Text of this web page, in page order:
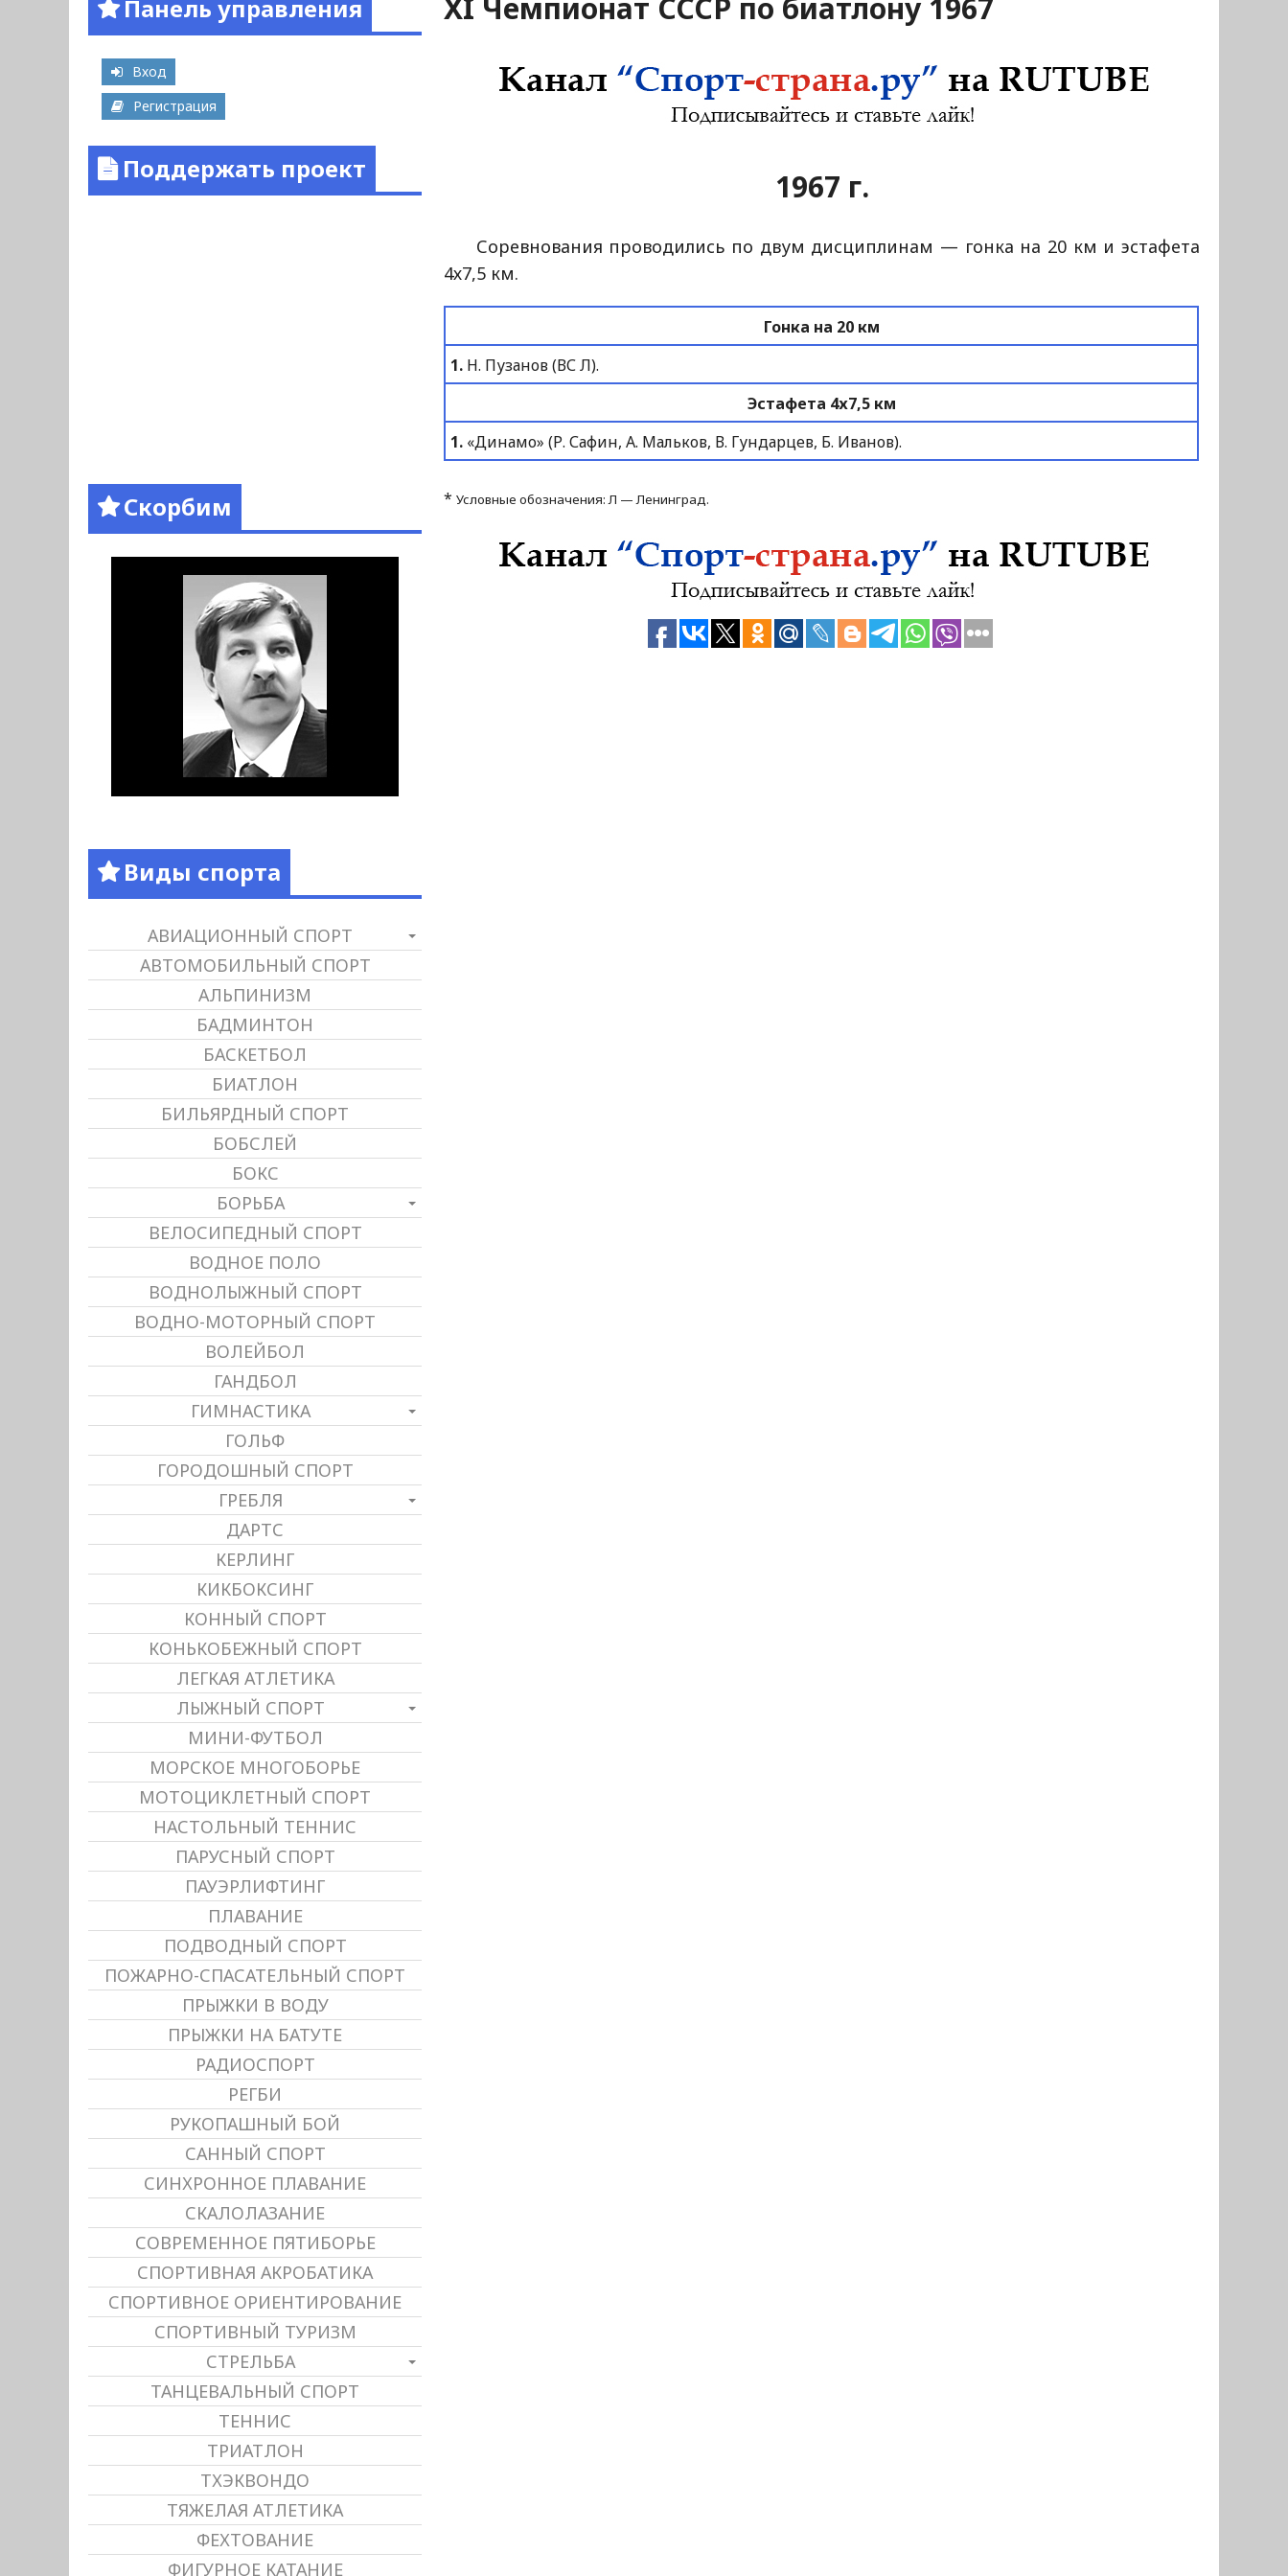
XI Чемпионат СССР по биатлону 1967
1967 г.
Соревнования проводились по двум дисциплинам — гонка на 20 км и эстафета
4х7,5 км.
Гонка на 20 км
1. Н. Пузанов (ВС Л).
Эстафета 4х7,5 км
1. «Динамо» (Р. Сафин, А. Мальков, В. Гундарцев, Б. Иванов).
*Условные обозначения: Л — Ленинград.
Панель управления
Вход
Регистрация
Поддержать проект
Скорбим
Виды спорта
АВИАЦИОННЫЙ СПОРТ
АВТОМОБИЛЬНЫЙ СПОРТ
АЛЬПИНИЗМ
БАДМИНТОН
БАСКЕТБОЛ
БИАТЛОН
БИЛЬЯРДНЫЙ СПОРТ
БОБСЛЕЙ
БОКС
БОРЬБА
ВЕЛОСИПЕДНЫЙ СПОРТ
ВОДНОЕ ПОЛО
ВОДНОЛЫЖНЫЙ СПОРТ
ВОДНО-МОТОРНЫЙ СПОРТ
ВОЛЕЙБОЛ
ГАНДБОЛ
ГИМНАСТИКА
ГОЛЬФ
ГОРОДОШНЫЙ СПОРТ
ГРЕБЛЯ
ДАРТС
КЕРЛИНГ
КИКБОКСИНГ
КОННЫЙ СПОРТ
КОНЬКОБЕЖНЫЙ СПОРТ
ЛЕГКАЯ АТЛЕТИКА
ЛЫЖНЫЙ СПОРТ
МИНИ-ФУТБОЛ
МОРСКОЕ МНОГОБОРЬЕ
МОТОЦИКЛЕТНЫЙ СПОРТ
НАСТОЛЬНЫЙ ТЕННИС
ПАРУСНЫЙ СПОРТ
ПАУЭРЛИФТИНГ
ПЛАВАНИЕ
ПОДВОДНЫЙ СПОРТ
ПОЖАРНО-СПАСАТЕЛЬНЫЙ СПОРТ
ПРЫЖКИ В ВОДУ
ПРЫЖКИ НА БАТУТЕ
РАДИОСПОРТ
РЕГБИ
РУКОПАШНЫЙ БОЙ
САННЫЙ СПОРТ
СИНХРОННОЕ ПЛАВАНИЕ
СКАЛОЛАЗАНИЕ
СОВРЕМЕННОЕ ПЯТИБОРЬЕ
СПОРТИВНАЯ АКРОБАТИКА
СПОРТИВНОЕ ОРИЕНТИРОВАНИЕ
СПОРТИВНЫЙ ТУРИЗМ
СТРЕЛЬБА
ТАНЦЕВАЛЬНЫЙ СПОРТ
ТЕННИС
ТРИАТЛОН
ТХЭКВОНДО
ТЯЖЕЛАЯ АТЛЕТИКА
ФЕХТОВАНИЕ
ФИГУРНОЕ КАТАНИЕ